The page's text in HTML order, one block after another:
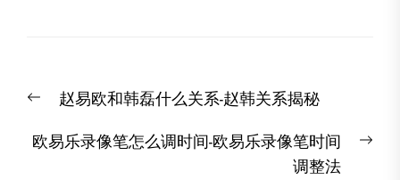
章
导
Previous赵易欧和韩磊什么关系-赵韩关系揭秘
欧易乐录像笔怎么调时间-欧易乐录像笔时间
调整法